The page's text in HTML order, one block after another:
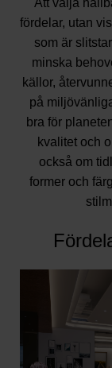
fördelar, utan
som är
minska
källor,
på
bra för
kvalitet och
också om
former och